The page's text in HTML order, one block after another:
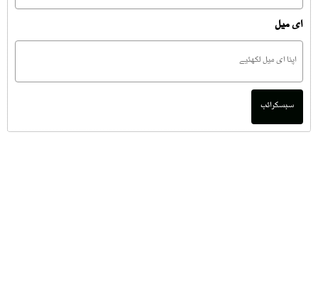
ای میل
سبسکرائب